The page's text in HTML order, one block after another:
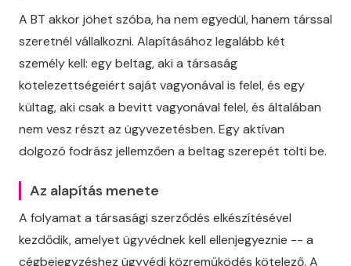
A BT akkor jöhet szóba, ha nem egyedül, hanem társsal
szeretnél vállalkozni. Alapításához legalább két
személy kell: egy beltag, aki a társaság
kötelezettségeiért saját vagyonával is felel, és egy
kültag, aki csak a bevitt vagyonával felel, és általában
nem vesz részt az ügyvezetésben. Egy aktívan
dolgozó fodrász jellemzően a beltag szerepét tölti be.
Az alapítás menete
A folyamat a társasági szerződés elkészítésével
kezdődik, amelyet ügyvédnek kell ellenjegyeznie -- a
cégbejegyzéshez ügyvédi közreműködés kötelező. A